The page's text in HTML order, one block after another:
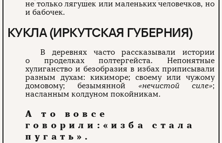
не только лягушек или маленьких человечков, но
и бабочек.
КУКЛА (ИРКУТСКАЯ ГУБЕРНИЯ)
В деревнях часто рассказывали истории
о проделках полтергейста. Непонятные
хулиганство и безобразия в избах приписывали
разным духам: кикиморе; своему или чужому
домовому; безымянной «нечистой силе»;
насланным колдуном покойникам.
А то вовсе
говорили:«изба стала
пугать».